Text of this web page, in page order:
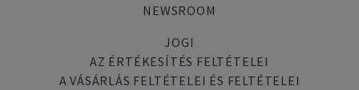
NEWSROOM
JOGI
AZ ÉRTÉKESÍTÉS FELTÉTELEI
A VÁSÁRLÁS FELTÉTELEI ÉS FELTÉTELEI